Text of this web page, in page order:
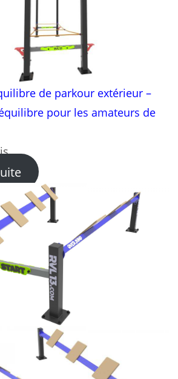
de parkour extérieur –
pour les amateurs de
: Module d’équilibre de